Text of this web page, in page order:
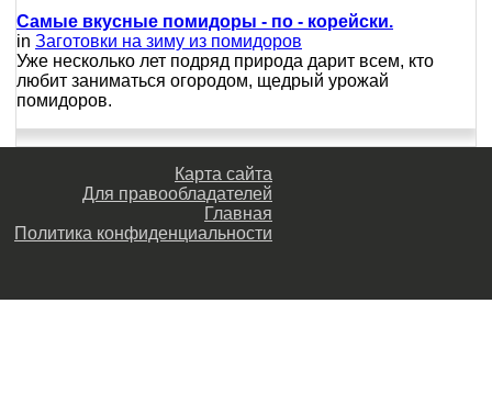
Самые вкусные помидоры - по - корейски.
in Заготовки на зиму из помидоров
Уже несколько лет подряд природа дарит всем, кто
любит заниматься огородом, щедрый урожай
помидоров.
Карта сайта
Для правообладателей
Главная
Политика конфиденциальности